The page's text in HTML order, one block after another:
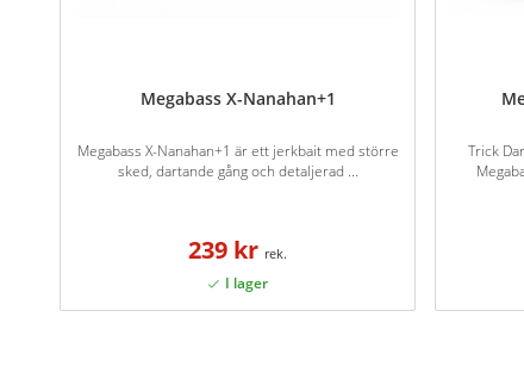
Megabass X-Nanahan+1
Megabass X-Nanahan+1 är ett jerkbait med större
sked, dartande gång och detaljerad ...
239 kr
Trick